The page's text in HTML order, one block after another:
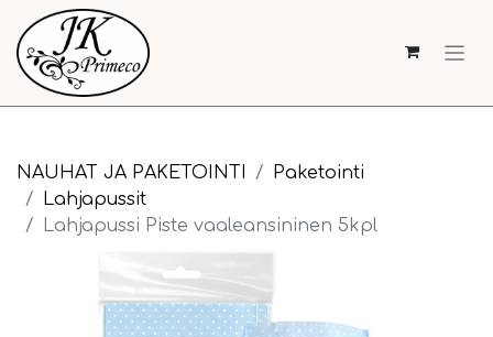
NAUHAT JA PAKETOINTI
Paketointi
Lahjapussit
Lahjapussi Piste vaaleansininen 5kpl